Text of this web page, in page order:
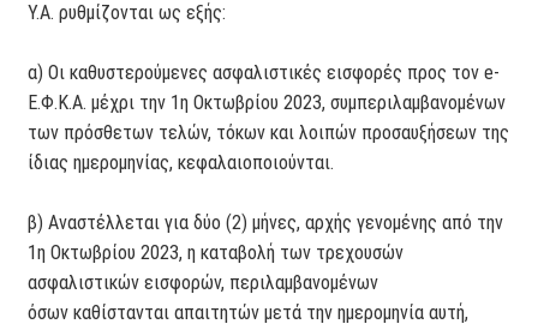
Υ.Α. ρυθμίζονται ως εξής:
α) Οι καθυστερούμενες ασφαλιστικές εισφορές προς τον e-
Ε.Φ.Κ.Α. μέχρι την 1η Οκτωβρίου 2023, συμπεριλαμβανομένων
των πρόσθετων τελών, τόκων και λοιπών προσαυξήσεων της
ίδιας ημερομηνίας, κεφαλαιοποιούνται.
β) Αναστέλλεται για δύο (2) μήνες, αρχής γενομένης από την
1η Οκτωβρίου 2023, η καταβολή των τρεχουσών
ασφαλιστικών εισφορών, περιλαμβανομένων
όσων καθίστανται απαιτητών μετά την ημερομηνία αυτή,